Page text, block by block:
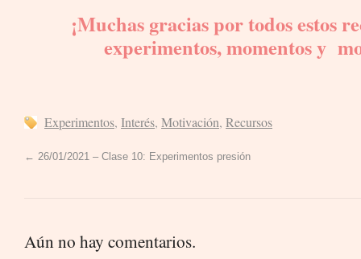
¡Muchas gracias por todos estos
experimentos, momentos y
Experimentos, Interés, Motivación, Recursos
← 26/01/2021 – Clase 10: Experimentos presión
Aún no hay comentarios.